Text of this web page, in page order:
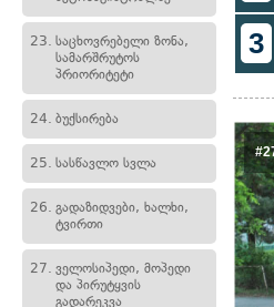
23. საცხოვრებელი ზონა,
სამარშრუტოს
პრიორიტეტი
24. ბუქსირება
25. სასწავლო სვლა
26. გადაზიდვები, ხალხი,
ტვირთი
27. ველოსიპედი, მოპედი
და პირუტყვის
გადარეკვა
3